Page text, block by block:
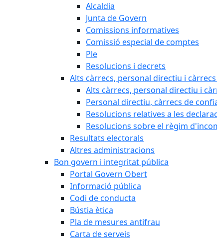
Alcaldia
Junta de Govern
Comissions informatives
Comissió especial de comptes
Ple
Resolucions i decrets
Alts càrrecs, personal directiu i
Alts càrrecs, personal directiu i
Personal directiu, càrrecs de
Resolucions relatives a les
Resolucions sobre el règim
Resultats electorals
Altres administracions
Bon govern i integritat pública
Portal Govern Obert
Informació pública
Codi de conducta
Bústia ètica
Pla de mesures antifrau
Carta de serveis